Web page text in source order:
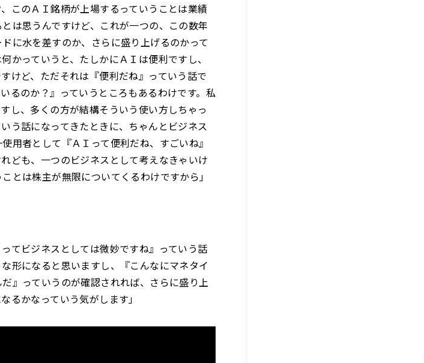
このＡＩ銘柄が上場するっていうことは業績
は思うんですけど、これが一つの、この数年
に水を差すのか、さらに盛り上げるのかって
かっていうと、たしかにＡＩは便利ですし、
けど、ただそれは『便利だね』っていう話で
るのか？』っていうところもあるわけです。私
し、多くの方が結構そういう使い方しちゃっ
う話になってきたときに、ちゃんとビジネス
用者として『ＡＩって便利だね、すごいね』
ども、一つのビジネスとして考えなきゃいけ
とは株主が無限についてくるわけですから」
てビジネスとしては微妙ですね』っていう話
形になると思いますし、『こんなにマネタイ
』っていうのが確認されれば、さらに盛り上
るかなっていう気がします」